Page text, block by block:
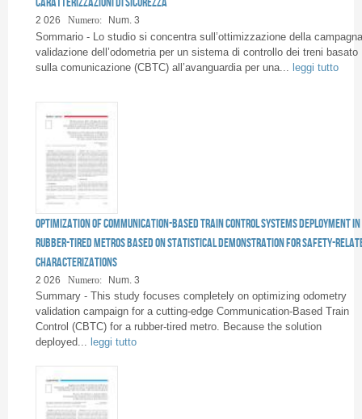
2 026 Numero: Num. 3
Sommario - Lo studio si concentra sull’ottimizzazione della
validazione dell’odometria per un sistema di controllo dei treni basato
sulla comunicazione (CBTC) all’avanguardia per una... leggi tutto
Optimization of Communication-Based Train Control systems deployment in
rubber-tired metros based on statistical demonstration for safety-
characterizations
2 026 Numero: Num. 3
Summary - This study focuses completely on optimizing odometry
validation campaign for a cutting-edge Communication-Based Train
Control (CBTC) for a rubber-tired metro. Because the solution
deployed... leggi tutto